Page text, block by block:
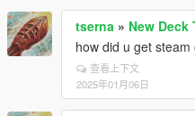
tserna » New
how did u get
查看上下文
2025年01月06日